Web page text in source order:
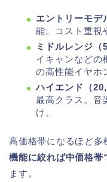
エントリーモデ
能。コスト重視
ミドルレンジ（
イキャンなどの
の高性能イヤホ
ハイエンド（
最高クラス。音
け。
高価格帯になるほど多
機能に絞れば中価格帯
ます。